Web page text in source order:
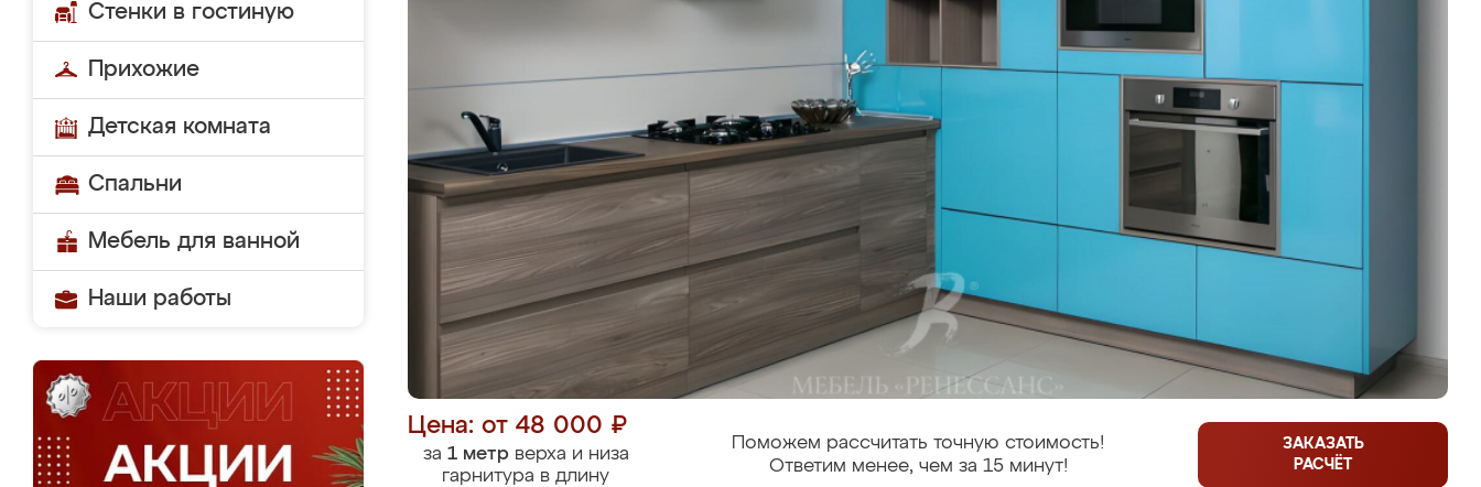
Стенки в гостиную
Прихожие
Детская комната
Спальни
Мебель для ванной
Наши работы
Цена: от 48 000 ₽
за 1 метрверха и низа
гарнитура в длину
Поможем рассчитать точную стоимость!
Ответим менее, чем за 15 минут!
ЗАКАЗАТЬ
РАСЧЁТ